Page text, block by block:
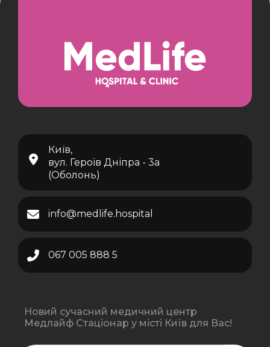
Київ,
вул. Героїв Дніпра - 3а
(Оболонь)
info@medlife.hospital
067 005 888 5
Новий сучасний медичний центр
Медлайф Стаціонар у місті Київ для Вас!